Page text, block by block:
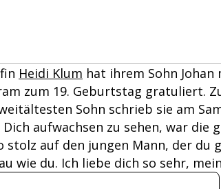
Heidi Klum hat ihrem Sohn
zum 19. Geburtstag gratuliert.
Sohn schrieb sie am
aufwachsen zu sehen, war die
stolz auf den jungen Mann, der du
wie du. Ich liebe dich so sehr,